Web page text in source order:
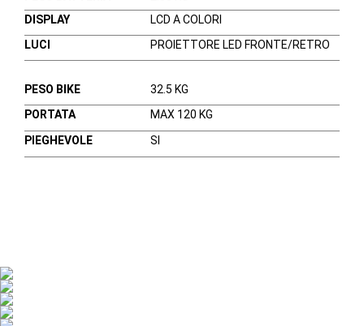
DISPLAY
LCD A COLORI
LUCI
PROIETTORE LED FRONTE/RETRO
PESO BIKE
32.5 KG
PORTATA
MAX 120 KG
PIEGHEVOLE
SI